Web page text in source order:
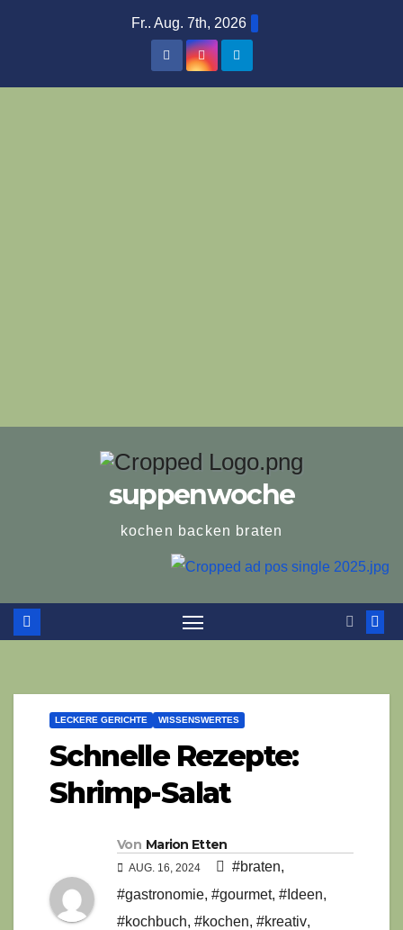
Fr.. Aug. 7th, 2026
suppenwoche
kochen backen braten
LECKERE GERICHTE WISSENSWERTES
Schnelle Rezepte:
Shrimp-Salat
Von Marion Etten
AUG. 16, 2024 #braten,
#gastronomie, #gourmet, #Ideen,
#kochbuch, #kochen, #kreativ,